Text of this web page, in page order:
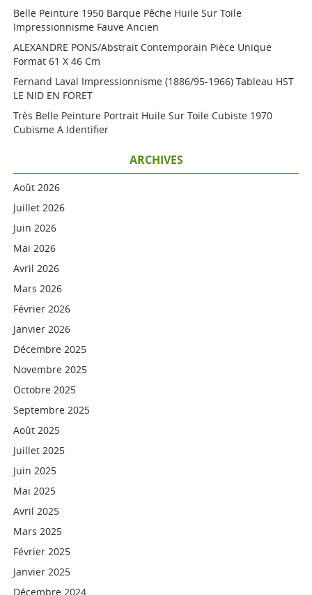
Belle Peinture 1950 Barque Pêche Huile Sur Toile
Impressionnisme Fauve Ancien
ALEXANDRE PONS/Abstrait Contemporain Pièce Unique
Format 61 X 46 Cm
Fernand Laval Impressionnisme (1886/95-1966) Tableau HST
LE NID EN FORET
Très Belle Peinture Portrait Huile Sur Toile Cubiste 1970
Cubisme A Identifier
ARCHIVES
Août 2026
Juillet 2026
Juin 2026
Mai 2026
Avril 2026
Mars 2026
Février 2026
Janvier 2026
Décembre 2025
Novembre 2025
Octobre 2025
Septembre 2025
Août 2025
Juillet 2025
Juin 2025
Mai 2025
Avril 2025
Mars 2025
Février 2025
Janvier 2025
Décembre 2024